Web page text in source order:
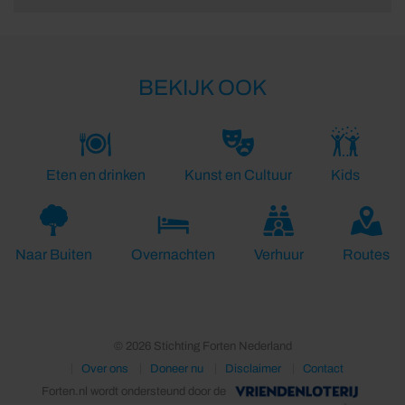
BEKIJK OOK
Eten en drinken Kunst en Cultuur Kids
Naar Buiten Overnachten Verhuur Routes
© 2026 Stichting Forten Nederland
Over ons
Doneer nu Disclaimer
Contact
Forten.nl wordt ondersteund door de